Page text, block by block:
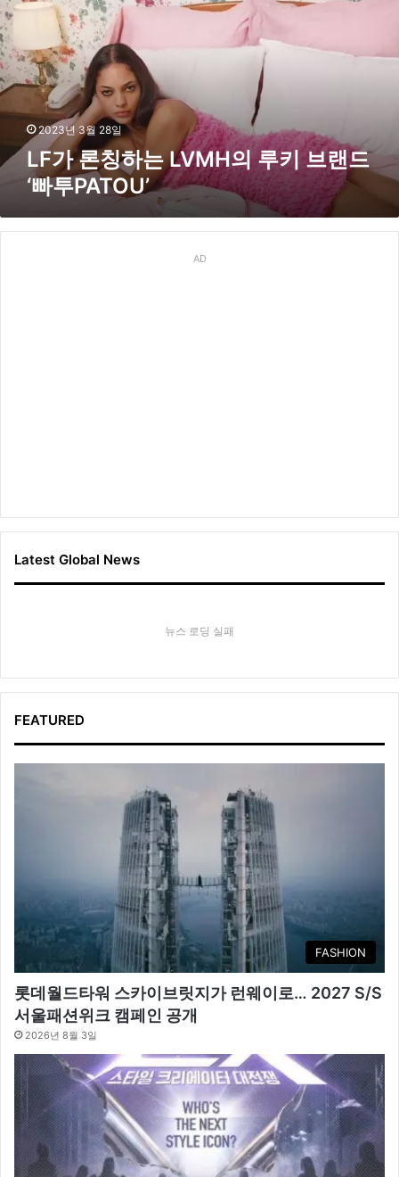
유
통
망
확
대
론
칭
하
는
L
V
의
브
2023년 3월 28일
LF가 론칭하는 LVMH의 루키 브랜드
‘빠투PATOU’
AD
Latest Global News
뉴스 로딩 실패
FEATURED
FASHION
롯데월드타워 스카이브릿지가 런웨이로… 2027 S/S
서울패션위크 캠페인 공개
2026년 8월 3일